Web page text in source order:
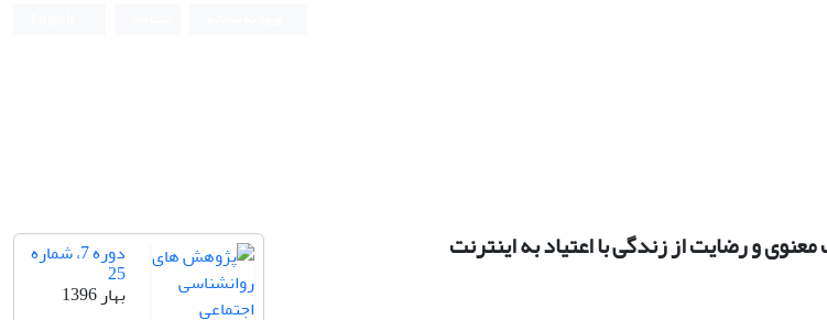
و رضایت از زندگی با اعتیاد به اینترنت دوره 7، شماره
25
بهار 1396